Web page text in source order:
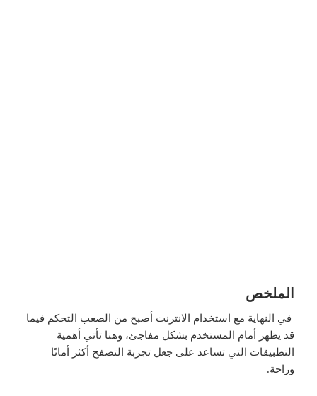
الملخص
في النهاية مع استخدام الانترنت أصبح من الصعب التحكم فيما
قد يظهر أمام المستخدم بشكل مفاجئ، وهنا تأتي أهمية
التطبيقات التي تساعد على جعل تجربة التصفح أكثر أمانًا
وراحة.